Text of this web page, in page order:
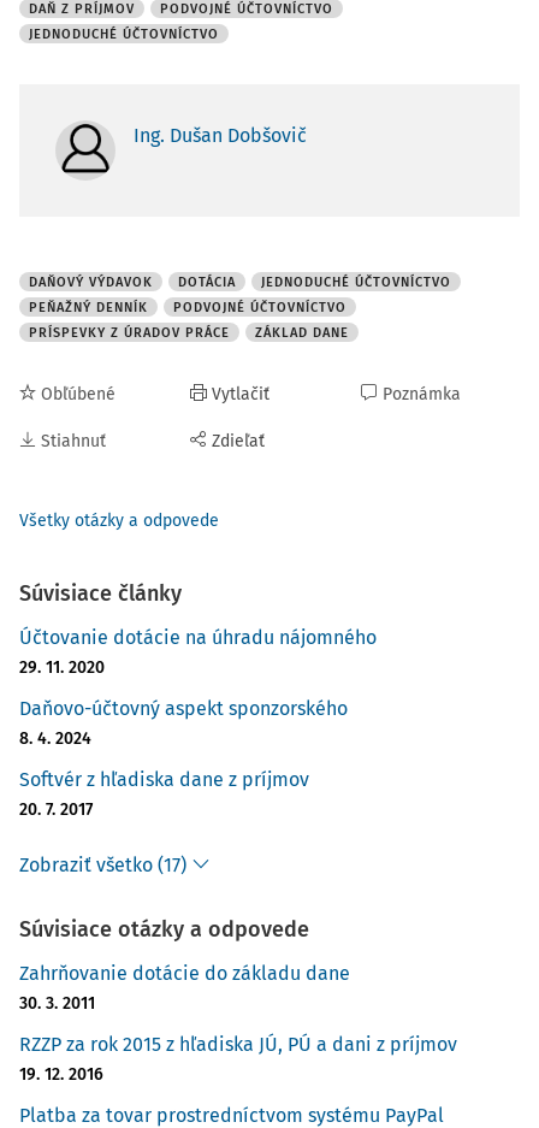
DAŇ Z PRÍJMOV
PODVOJNÉ ÚČTOVNÍCTVO
JEDNODUCHÉ ÚČTOVNÍCTVO
Ing. Dušan Dobšovič
DAŇOVÝ VÝDAVOK DOTÁCIA
JEDNODUCHÉ ÚČTOVNÍCTVO
PEŇAŽNÝ DENNÍK
PODVOJNÉ ÚČTOVNÍCTVO
PRÍSPEVKY Z ÚRADOV PRÁCE
ZÁKLAD DANE
Obľúbené
Stiahnuť
Vytlačiť
Zdieľať
Poznámka
Všetky otázky a odpovede
Súvisiace články
Účtovanie dotácie na úhradu nájomného
29. 11. 2020
Daňovo-účtovný aspekt sponzorského
8. 4. 2024
Softvér z hľadiska dane z príjmov
20. 7. 2017
Zobraziť všetko (17)
Súvisiace otázky a odpovede
Zahrňovanie dotácie do základu dane
30. 3. 2011
RZZP za rok 2015 z hľadiska JÚ, PÚ a dani z príjmov
19. 12. 2016
Platba za tovar prostredníctvom systému PayPal